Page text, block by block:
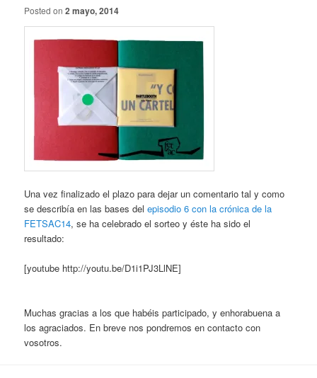
Posted on2 mayo, 2014
Una vez finalizado el plazo para dejar un comentario tal y como
se describía en las bases delepisodio 6 con la crónica de la
FETSAC14, se ha celebrado el sorteo y éste ha sido el
resultado:
[youtube http://youtu.be/D1i1PJ3LlNE]
Muchas gracias a los que habéis participado, y enhorabuena a
los agraciados. En breve nos pondremos en contacto con
vosotros.